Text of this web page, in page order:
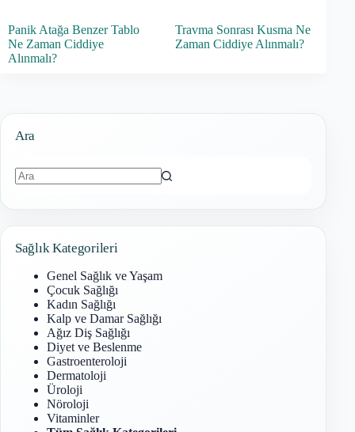
Panik Atağa Benzer Tablo
Ne Zaman Ciddiye
Alınmalı?
Travma Sonrası Kusma Ne
Zaman Ciddiye Alınmalı?
Ara
Sağlık Kategorileri
Genel Sağlık ve Yaşam
Çocuk Sağlığı
Kadın Sağlığı
Kalp ve Damar Sağlığı
Ağız Diş Sağlığı
Diyet ve Beslenme
Gastroenteroloji
Dermatoloji
Üroloji
Nöroloji
Vitaminler